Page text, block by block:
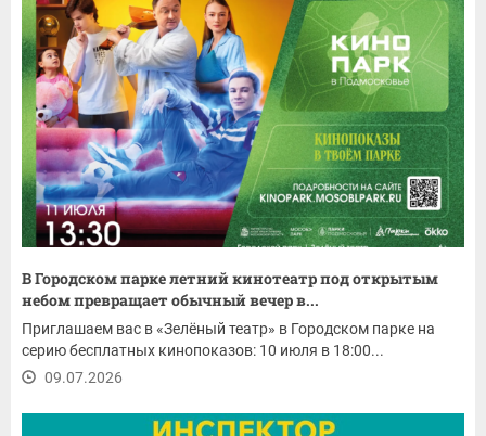
В Городском парке летний кинотеатр под открытым
небом превращает обычный вечер в...
Приглашаем вас в «Зелёный театр» в Городском парке на
серию бесплатных кинопоказов: 10 июля в 18:00...
09.07.2026